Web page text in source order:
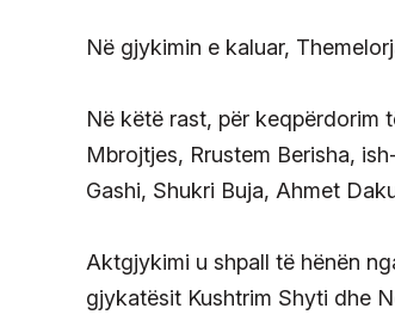
Në gjykimin e kaluar,
Në këtë rast, për keqpërdorim
Mbrojtjes, Rrustem Berisha,
Gashi, Shukri Buja, Ahmet
Aktgjykimi u shpall të hënën
gjykatësit Kushtrim Shyti dhe